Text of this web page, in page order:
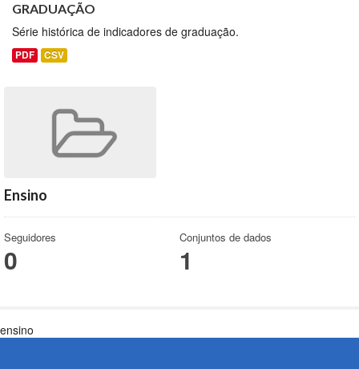
GRADUAÇÃO
Série histórica de indicadores de graduação.
PDF CSV
Ensino
Seguidores
0
Conjuntos de dados
1
ensino